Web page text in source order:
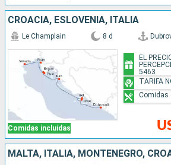
CROACIA, ESLOVENIA, ITALIA
Comidas incluidas
Le Champlain 8 d
EL
5463
TARIFA
Comidas